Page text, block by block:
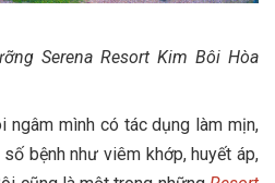
Serena Resort Kim Bôi Hòa
ngâm mình có tác dụng làm mịn,
bệnh như viêm khớp, huyết áp,